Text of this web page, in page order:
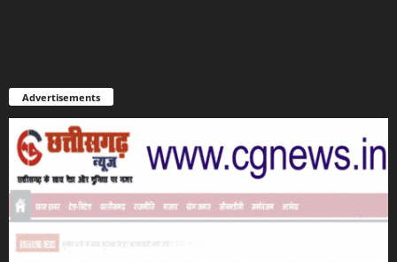
Advertisements